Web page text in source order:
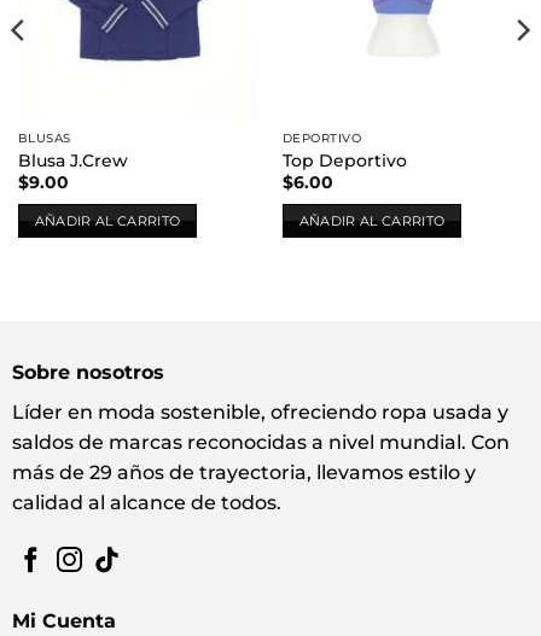
BLUSAS
Blusa J.Crew
$9.00
AÑADIR AL CARRITO
DEPORTIVO
Top Deportivo
$6.00
AÑADIR AL CARRITO
Sobre nosotros
Líder en moda sostenible, ofreciendo ropa usada y
saldos de marcas reconocidas a nivel mundial. Con
más de 29 años de trayectoria, llevamos estilo y
calidad al alcance de todos.
Mi Cuenta